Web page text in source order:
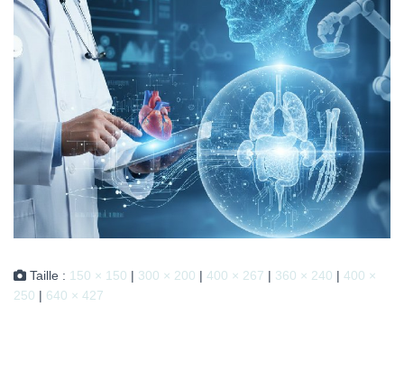
Taille : 150 × 150 | 300 × 200 | 400 × 267 | 360 × 240 | 400 ×
250 | 640 × 427